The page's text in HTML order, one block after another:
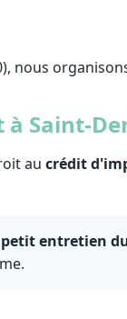
nous
Saint-
au crédit
petit entretien